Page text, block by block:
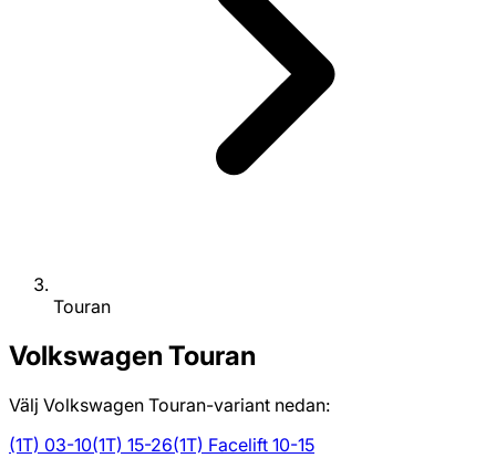
Touran
VolkswagenTouran
Välj Volkswagen Touran-variant nedan:
(1T) 03-10(1T) 15-26(1T) Facelift 10-15